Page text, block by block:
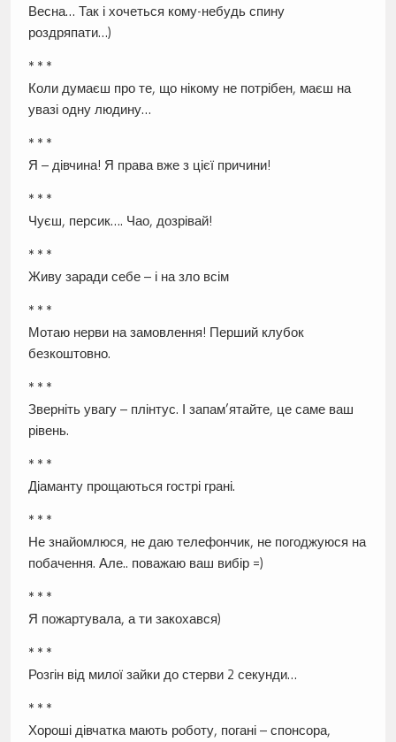
Весна… Так і хочеться кому-небудь спину
роздряпати…)
* * *
Коли думаєш про те, що нікому не потрібен, маєш на
увазі одну людину…
* * *
Я – дівчина! Я права вже з цієї причини!
* * *
Чуєш, персик…. Чао, дозрівай!
* * *
Живу заради себе – і на зло всім
* * *
Мотаю нерви на замовлення! Перший клубок
безкоштовно.
* * *
Зверніть увагу – плінтус. І запам’ятайте, це саме ваш
рівень.
* * *
Діаманту прощаються гострі грані.
* * *
Не знайомлюся, не даю телефончик, не погоджуюся на
побачення. Але.. поважаю ваш вибір =)
* * *
Я пожартувала, а ти закохався)
* * *
Розгін від милої зайки до стерви 2 секунди…
* * *
Хороші дівчатка мають роботу, погані – спонсора,